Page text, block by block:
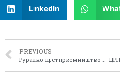
LinkedIn
PREVIOUS